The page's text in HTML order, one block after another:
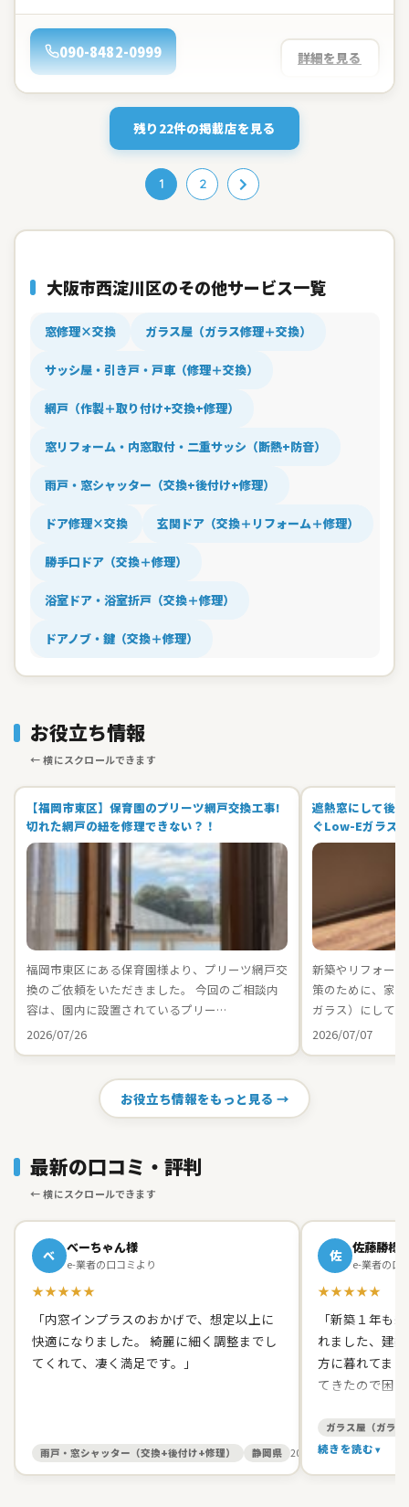
電話：
090-8482-0999 詳細を見る
残り22件の掲載店を見る
1 2
大阪市西淀川区のその他サービス一覧
窓修理×交換 ガラス屋（ガラス修理＋交換）
サッシ屋・引き戸・戸車（修理＋交換）
網戸（作製＋取り付け+交換+修理）
窓リフォーム・内窓取付・二重サッシ（断熱+防音）
雨戸・窓シャッター（交換+後付け+修理）
ドア修理×交換 玄関ドア（交換＋リフォーム＋修理）
勝手口ドア（交換＋修理）
浴室ドア・浴室折戸（交換＋修理）
ドアノブ・鍵（交換＋修理）
お役立ち情報
【福岡市東区】保育園のプリーツ網戸交換工事!
切れた網戸の紐を修理できない？！
福岡市東区にある保育園様より、プリーツ網戸交
換のご依頼をいただきました。 今回のご相談内
容は、園内に設置されているプリー…
2026/07/26
遮熱窓にして後
ぐLow-Eガラス
新築やリフォー
策のために、家
ガラス）にして
2026/07/07
お役立ち情報をもっと見る →
最新の口コミ・評判
べ べーちゃん様
e-業者の口コミより
★★★★★
「内窓インプラスのおかげで、想定以上に
快適になりました。 綺麗に細く調整までし
てくれて、凄く満足です。」
雨戸・窓シャッター（交換+後付け+修理） 静岡県 2026/05/27
佐 佐藤勝様
e-業者の口
★★★★★
「新築１年も
れました、建
方に暮れてま
てきたので困
た。 有償でし
て、バッチリ
す。 信頼出来
ガラス屋（ガラ
続きを読む